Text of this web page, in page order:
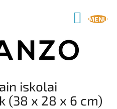
KOSÁR
iskolai
(38 x 28 x 6 cm)